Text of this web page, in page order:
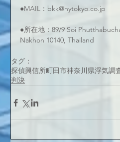
●MAIL：bkk@hytokyo.co.jp
●所在地：89/9 Soi
Nakhon 10140, Thailand
タグ：
探偵興信所町田市神奈川県浮気調
判決